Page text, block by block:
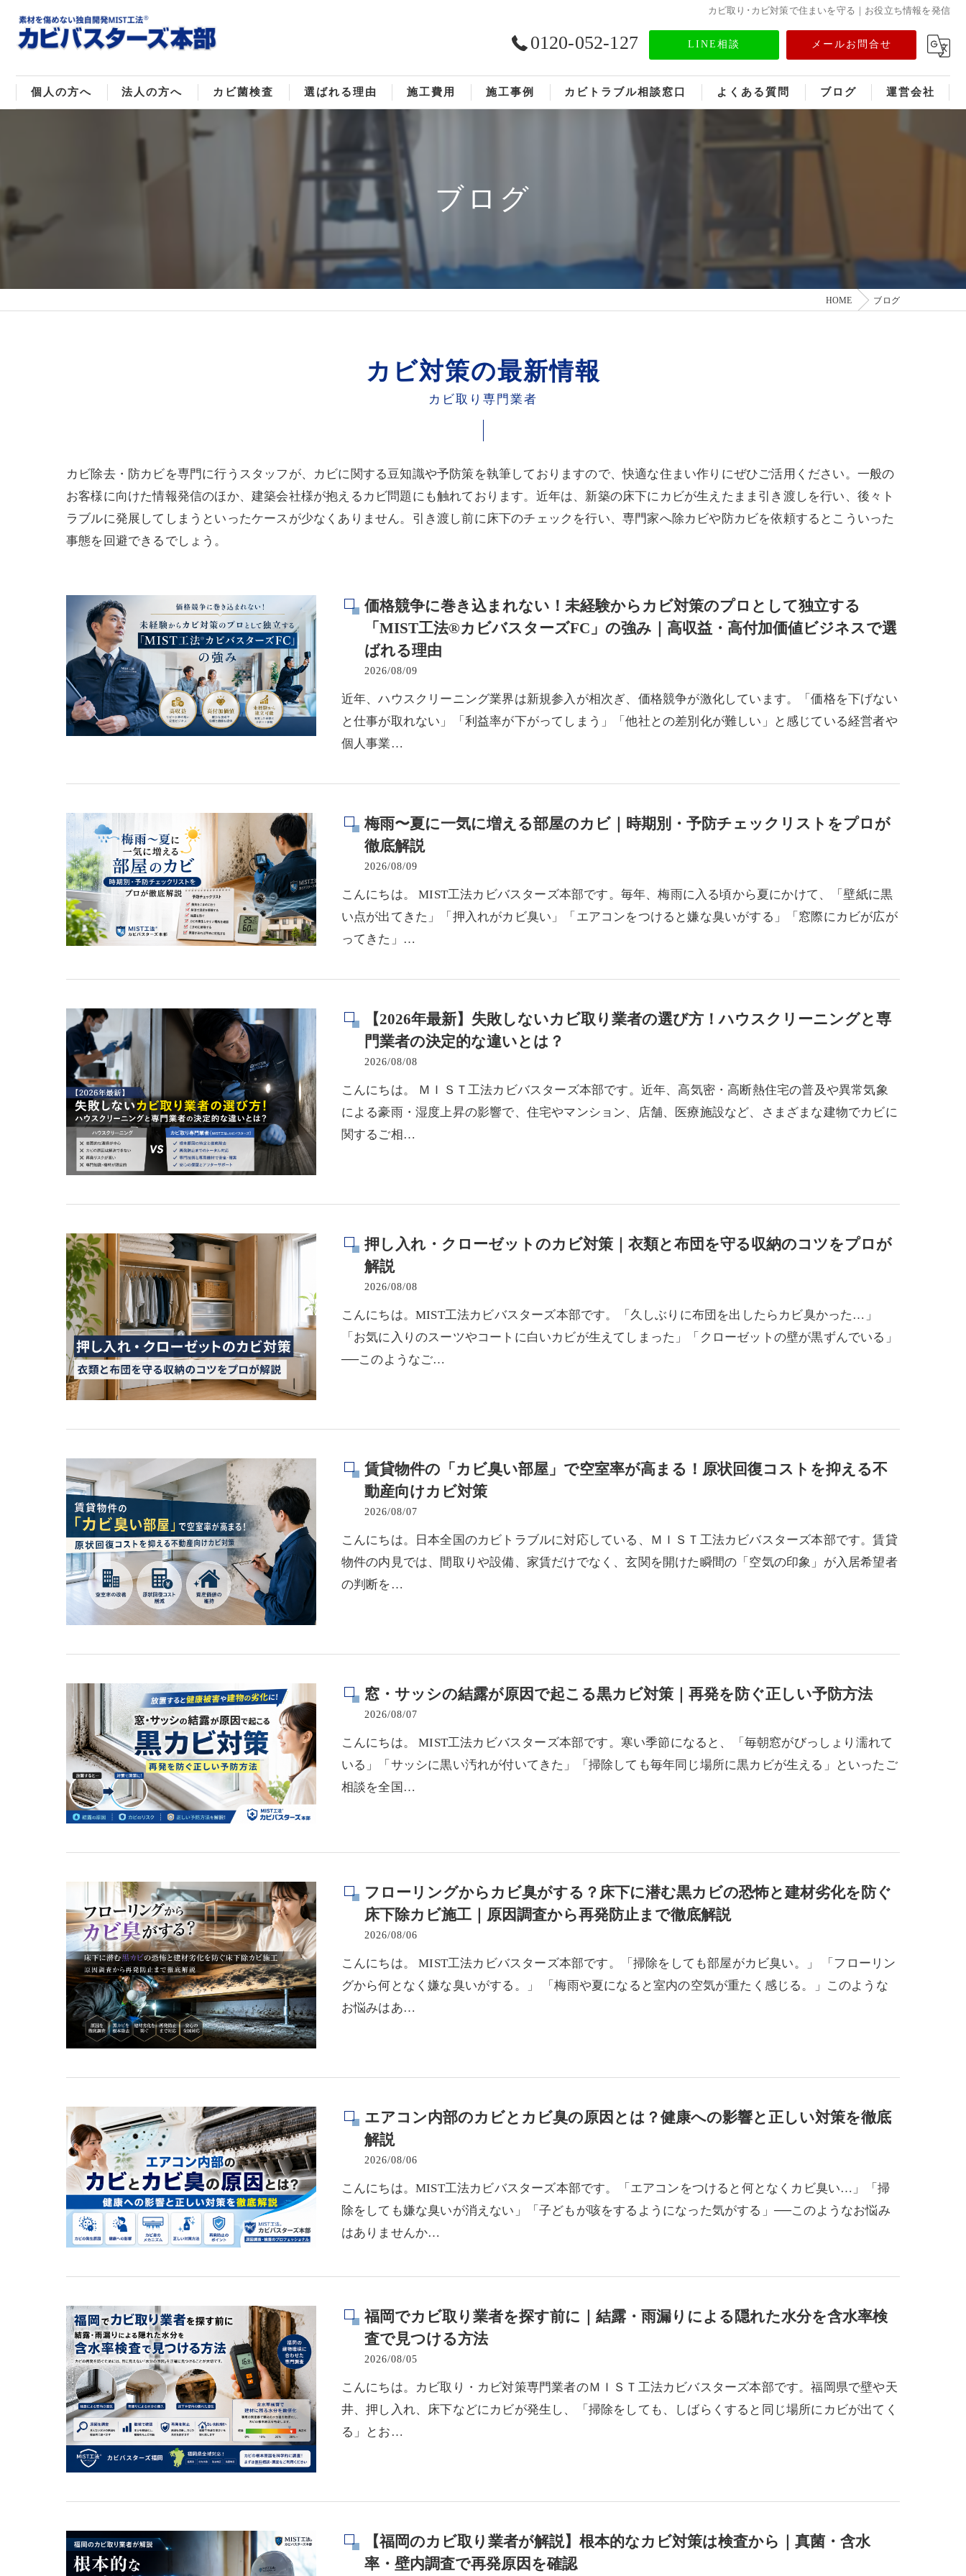
カビ取り･カビ対策で住まいを守る｜お役立ち情報を発信
0120-052-127 LINE相談 メールお問合せ
個人の方へ 法人の方へ
販売住宅のカビ取り
カビ菌検査
カビ菌種類
選ばれる理由
ご依頼の流れ
施工費用 施工事例 カビトラブル相談窓口 よくある質問 ブログ 運営会社
ブログ
HOME ブログ
カビ対策の最新情報
カビ取り専門業者
カビ除去・防カビを専門に行うスタッフが、カビに関する豆知識や予防策を執筆しておりますので、快適な住まい作りにぜひご活用ください。一般の
お客様に向けた情報発信のほか、建築会社様が抱えるカビ問題にも触れております。近年は、新築の床下にカビが生えたまま引き渡しを行い、後々ト
ラブルに発展してしまうといったケースが少なくありません。引き渡し前に床下のチェックを行い、専門家へ除カビや防カビを依頼するとこういった
事態を回避できるでしょう。
価格競争に巻き込まれない！未経験からカビ対策のプロとして独立する
「MIST工法®カビバスターズFC」の強み｜高収益・高付加価値ビジネスで選
ばれる理由
2026/08/09
近年、ハウスクリーニング業界は新規参入が相次ぎ、価格競争が激化しています。「価格を下げない
と仕事が取れない」「利益率が下がってしまう」「他社との差別化が難しい」と感じている経営者や
個人事業…
梅雨〜夏に一気に増える部屋のカビ｜時期別・予防チェックリストをプロが
徹底解説
2026/08/09
こんにちは。 MIST工法カビバスターズ本部です。毎年、梅雨に入る頃から夏にかけて、「壁紙に黒
い点が出てきた」「押入れがカビ臭い」「エアコンをつけると嫌な臭いがする」「窓際にカビが広が
ってきた」…
【2026年最新】失敗しないカビ取り業者の選び方！ハウスクリーニングと専
門業者の決定的な違いとは？
2026/08/08
こんにちは。 ＭＩＳＴ工法カビバスターズ本部です。近年、高気密・高断熱住宅の普及や異常気象
による豪雨・湿度上昇の影響で、住宅やマンション、店舗、医療施設など、さまざまな建物でカビに
関するご相…
押し入れ・クローゼットのカビ対策｜衣類と布団を守る収納のコツをプロが
解説
2026/08/08
こんにちは。MIST工法カビバスターズ本部です。「久しぶりに布団を出したらカビ臭かった…」
「お気に入りのスーツやコートに白いカビが生えてしまった」「クローゼットの壁が黒ずんでいる」
──このようなご…
賃貸物件の「カビ臭い部屋」で空室率が高まる！原状回復コストを抑える不
動産向けカビ対策
2026/08/07
こんにちは。日本全国のカビトラブルに対応している、ＭＩＳＴ工法カビバスターズ本部です。賃貸
物件の内見では、間取りや設備、家賃だけでなく、玄関を開けた瞬間の「空気の印象」が入居希望者
の判断を…
窓・サッシの結露が原因で起こる黒カビ対策｜再発を防ぐ正しい予防方法
2026/08/07
こんにちは。 MIST工法カビバスターズ本部です。寒い季節になると、「毎朝窓がびっしょり濡れて
いる」「サッシに黒い汚れが付いてきた」「掃除しても毎年同じ場所に黒カビが生える」といったご
相談を全国…
フローリングからカビ臭がする？床下に潜む黒カビの恐怖と建材劣化を防ぐ
床下除カビ施工｜原因調査から再発防止まで徹底解説
2026/08/06
こんにちは。 MIST工法カビバスターズ本部です。「掃除をしても部屋がカビ臭い。」 「フローリン
グから何となく嫌な臭いがする。」 「梅雨や夏になると室内の空気が重たく感じる。」このような
お悩みはあ…
エアコン内部のカビとカビ臭の原因とは？健康への影響と正しい対策を徹底
解説
2026/08/06
こんにちは。MIST工法カビバスターズ本部です。「エアコンをつけると何となくカビ臭い…」「掃
除をしても嫌な臭いが消えない」「子どもが咳をするようになった気がする」──このようなお悩み
はありませんか…
福岡でカビ取り業者を探す前に｜結露・雨漏りによる隠れた水分を含水率検
査で見つける方法
2026/08/05
こんにちは。カビ取り・カビ対策専門業者のＭＩＳＴ工法カビバスターズ本部です。福岡県で壁や天
井、押し入れ、床下などにカビが発生し、「掃除をしても、しばらくすると同じ場所にカビが出てく
る」とお…
【福岡のカビ取り業者が解説】根本的なカビ対策は検査から｜真菌・含水
率・壁内調査で再発原因を確認